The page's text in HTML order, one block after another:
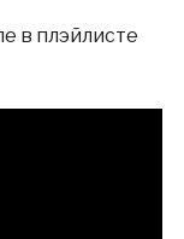
в плэйлисте